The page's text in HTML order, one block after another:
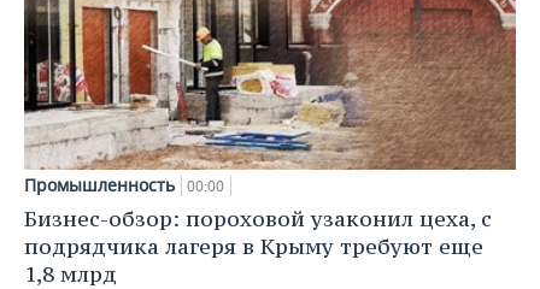
Промышленность 00:00
Бизнес-обзор: пороховой узаконил цеха, с
подрядчика лагеря в Крыму требуют еще
1,8 млрд